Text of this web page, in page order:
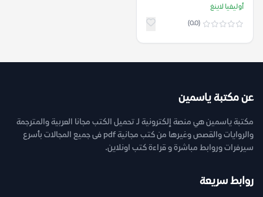
– أوليفيا لاينغ
أوليفيا لاينغ
(0.0)
عن مكتبة ياسمين
مكتبة ياسمين هي منصة إلكترونية لـ تحميل الكتب مجانا العربية والمترجمة
والروايات والقصص وغيرها من كتب مجانية pdf فى جميع المجالات بأسرع
سيرفرات وروابط مباشرة و قراءة كتب اونلاين.
روابط سريعة